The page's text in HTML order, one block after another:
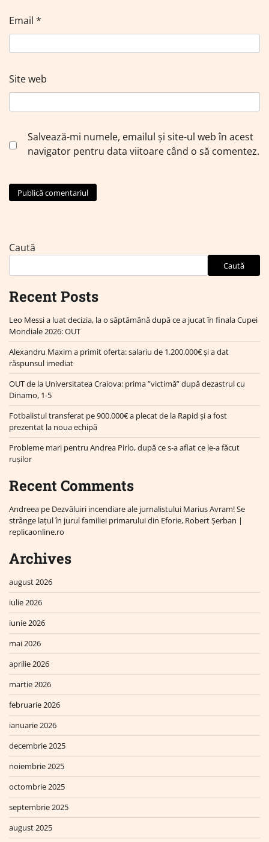
Email *
Site web
Salvează-mi numele, emailul și site-ul web în acest
navigator pentru data viitoare când o să comentez.
Caută
Caută
Recent Posts
Leo Messi a luat decizia, la o săptămână după ce a jucat în finala Cupei
Mondiale 2026: OUT
Alexandru Maxim a primit oferta: salariu de 1.200.000€ și a dat
răspunsul imediat
OUT de la Universitatea Craiova: prima ”victimă” după dezastrul cu
Dinamo, 1-5
Fotbalistul transferat pe 900.000€ a plecat de la Rapid și a fost
prezentat la noua echipă
Probleme mari pentru Andrea Pirlo, după ce s-a aflat ce le-a făcut
rușilor
Recent Comments
Andreea pe Dezvăluiri incendiare ale jurnalistului Marius Avram! Se
strânge lațul în jurul familiei primarului din Eforie, Robert Șerban |
replicaonline.ro
Archives
august 2026
iulie 2026
iunie 2026
mai 2026
aprilie 2026
martie 2026
februarie 2026
ianuarie 2026
decembrie 2025
noiembrie 2025
octombrie 2025
septembrie 2025
august 2025